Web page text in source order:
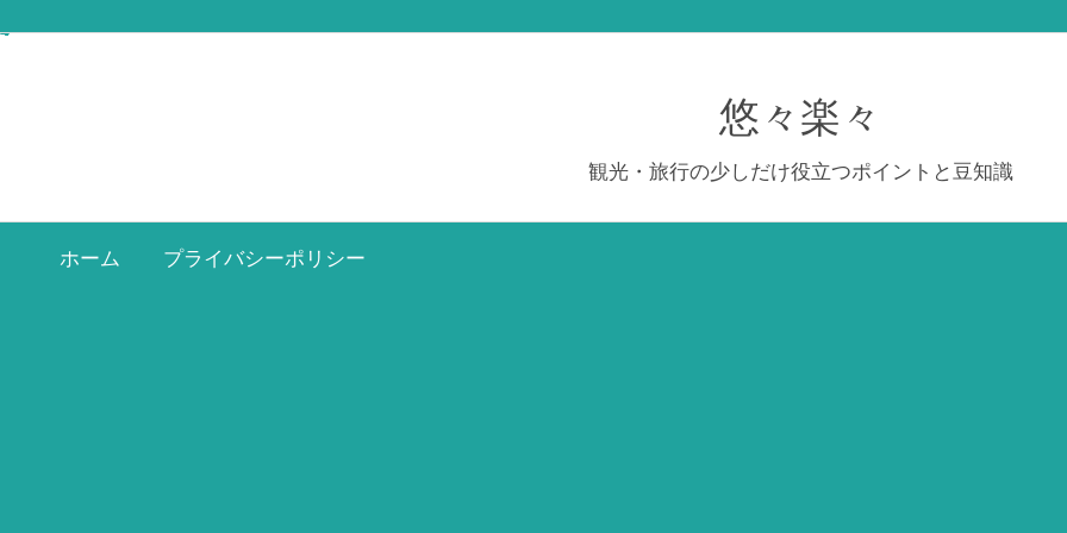
悠々楽々
観光・旅行の少しだけ役立つポイントと豆知識
ホーム プライバシーポリシー